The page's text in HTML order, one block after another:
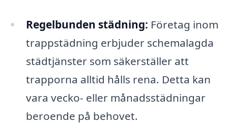
Regelbunden städning: Företag inom
trappstädning erbjuder schemalagda
städtjänster som säkerställer att
trapporna alltid hålls rena. Detta kan
vara vecko- eller månadsstädningar
beroende på behovet.